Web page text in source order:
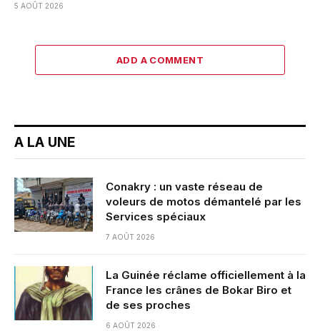
5 AOÛT 2026
ADD A COMMENT
A LA UNE
Conakry : un vaste réseau de
voleurs de motos démantelé par les
Services spéciaux
7 AOÛT 2026
La Guinée réclame officiellement à la
France les crânes de Bokar Biro et
de ses proches
6 AOÛT 2026